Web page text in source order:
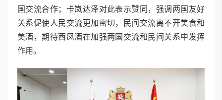
国交流合作；卡岚达泽对此表示赞同，强调两国友好
关系促使人民交流更加密切，民间交流离不开美食和
美酒，期待西凤酒在加强两国交流和民间关系中发挥
作用。